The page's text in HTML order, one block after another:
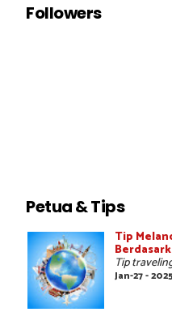
Followers
Petua & Tips
Tip
Tip
Jan-27 -